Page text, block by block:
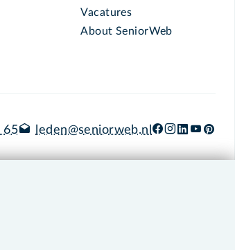
Vacatures
About SeniorWeb
65 leden@seniorweb.nl